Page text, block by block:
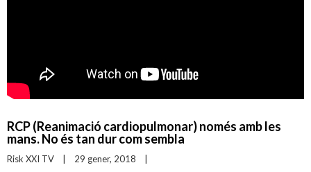
RCP (Reanimació cardiopulmonar) només amb les
mans. No és tan dur com sembla
Risk XXI TV 29 gener, 2018